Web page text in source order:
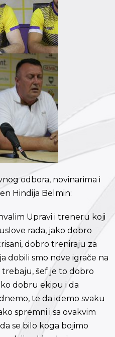
odbora, novinarima i
Hindija Belmin:
Upravi i treneru koji
rada, jako dobro
dobro treniraju za
dobili smo nove igrače na
trebaju, šef je to dobro
dobru ekipu i da
te da idemo svaku
spremni i sa ovakvim
se bilo koga bojimo